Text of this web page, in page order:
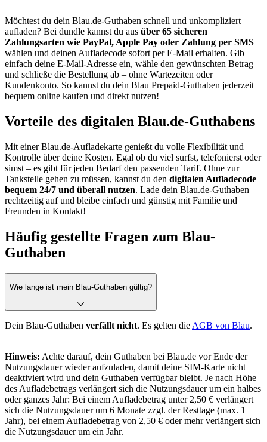
Möchtest du dein Blau.de-Guthaben schnell und unkompliziert
aufladen? Bei dundle kannst du aus über 65 sicheren
Zahlungsarten wie PayPal, Apple Pay oder Zahlung per SMS
wählen und deinen Aufladecode sofort per E-Mail erhalten. Gib
einfach deine E-Mail-Adresse ein, wähle den gewünschten Betrag
und schließe die Bestellung ab – ohne Wartezeiten oder
Kundenkonto. So kannst du dein Blau Prepaid-Guthaben jederzeit
bequem online kaufen und direkt nutzen!
Vorteile des digitalen Blau.de-Guthabens
Mit einer Blau.de-Aufladekarte genießt du volle Flexibilität und
Kontrolle über deine Kosten. Egal ob du viel surfst, telefonierst oder
simst – es gibt für jeden Bedarf den passenden Tarif. Ohne zur
Tankstelle gehen zu müssen, kannst du den digitalen Aufladecode
bequem 24/7 und überall nutzen. Lade dein Blau.de-Guthaben
rechtzeitig auf und bleibe einfach und günstig mit Familie und
Freunden in Kontakt!
Häufig gestellte Fragen zum Blau-
Guthaben
Wie lange ist mein Blau-Guthaben gültig?
Dein Blau-Guthaben verfällt nicht. Es gelten die AGB von Blau.
Hinweis: Achte darauf, dein Guthaben bei Blau.de vor Ende der
Nutzungsdauer wieder aufzuladen, damit deine SIM-Karte nicht
deaktiviert wird und dein Guthaben verfügbar bleibt. Je nach Höhe
des Aufladebetrags verlängert sich die Nutzungsdauer um ein halbes
oder ganzes Jahr: Bei einem Aufladebetrag unter 2,50 € verlängert
sich die Nutzungsdauer um 6 Monate zzgl. der Resttage (max. 1
Jahr), bei einem Aufladebetrag von 2,50 € oder mehr verlängert sich
die Nutzungsdauer um ein Jahr.